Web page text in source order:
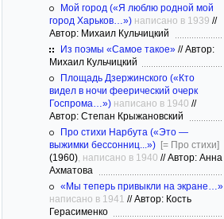
Мой город («Я люблю родной мой
город Харьков…») написано в 1939 //
Автор: Михаил Кульчицкий
Из поэмы «Самое такое» //Автор:
Михаил Кульчицкий
Площадь Дзержинского («Кто
видел в ночи феерический очерк
Госпрома…») написано в 1940 //
Автор: Степан Крыжановский
Про стихи Нарбута («Это —
выжимки бессонниц...») [= Про стихи]
(1960) , написано в 1940 //Автор: Анна
Ахматова
«Мы теперь привыкли на экране…»
написано в 1941 //Автор: Кость
Герасименко